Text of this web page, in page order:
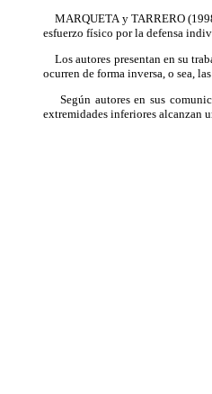
MARQUETA y TARRERO
esfuerzo físico por la defensa
Los autores presentan en su
ocurren de forma inversa, o sea,
Según autores en sus
extremidades inferiores alcanzan